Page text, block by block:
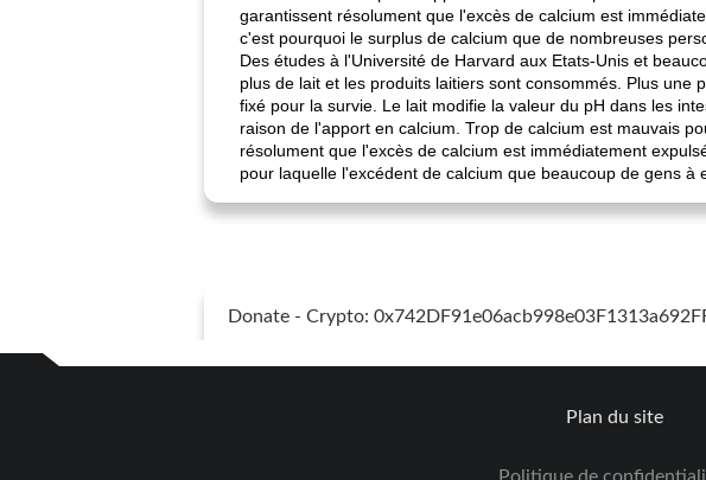
garantissent résolument que l'excès de calcium est
c'est pourquoi le surplus de calcium que de nombreuses
Des études à l'Université de Harvard aux Etats-Unis et
plus de lait et les produits laitiers sont consommés. Plus
fixé pour la survie. Le lait modifie la valeur du pH dans les
raison de l'apport en calcium. Trop de calcium est mauvais
résolument que l'excès de calcium est immédiatement
pour laquelle l'excédent de calcium que beaucoup de gens
Donate - Crypto:
Plan du site